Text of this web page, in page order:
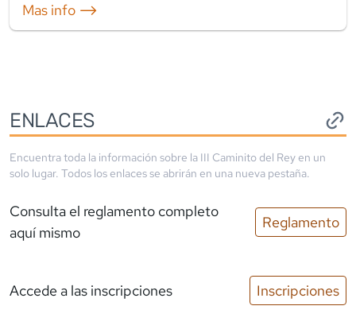
Mas info ⟶
ENLACES
Encuentra toda la información sobre la III Caminito del Rey en un
solo lugar. Todos los enlaces se abrirán en una nueva pestaña.
Consulta el reglamento completo
aquí mismo
Reglamento
Accede a las inscripciones Inscripciones